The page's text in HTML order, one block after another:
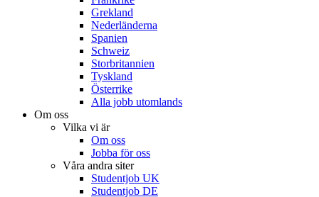
Grekland
Nederländerna
Spanien
Schweiz
Storbritannien
Tyskland
Österrike
Alla jobb utomlands
Om oss
Vilka vi är
Om oss
Jobba för oss
Våra andra siter
Studentjob UK
Studentjob DE